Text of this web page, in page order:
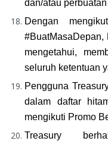
dan/atau
Dengan
#BuatMasaDepan,
mengetahui,
seluruh ketentuan
Pengguna
dalam daftar
mengikuti Promo
Treasury